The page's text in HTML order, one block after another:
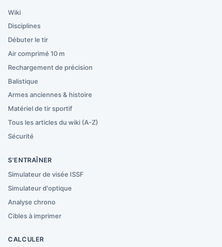
Wiki
Disciplines
Débuter le tir
Air comprimé 10 m
Rechargement de précision
Balistique
Armes anciennes & histoire
Matériel de tir sportif
Tous les articles du wiki (A-Z)
Sécurité
S'ENTRAÎNER
Simulateur de visée ISSF
Simulateur d'optique
Analyse chrono
Cibles à imprimer
CALCULER